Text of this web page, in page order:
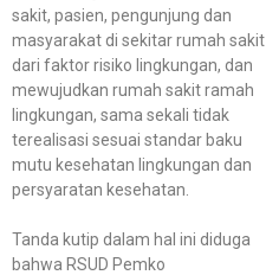
sakit, pasien, pengunjung dan
masyarakat di sekitar rumah sakit
dari faktor risiko lingkungan, dan
mewujudkan rumah sakit ramah
lingkungan, sama sekali tidak
terealisasi sesuai standar baku
mutu kesehatan lingkungan dan
persyaratan kesehatan.
Tanda kutip dalam hal ini diduga
bahwa RSUD Pemko